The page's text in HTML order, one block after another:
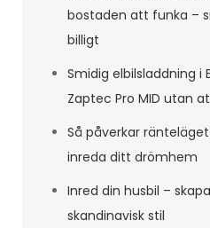
bostaden att funka –
billigt
Smidig elbilsladdning i
Zaptec Pro MID utan
Så påverkar
inreda ditt drömhem
Inred din husbil –
skandinavisk stil